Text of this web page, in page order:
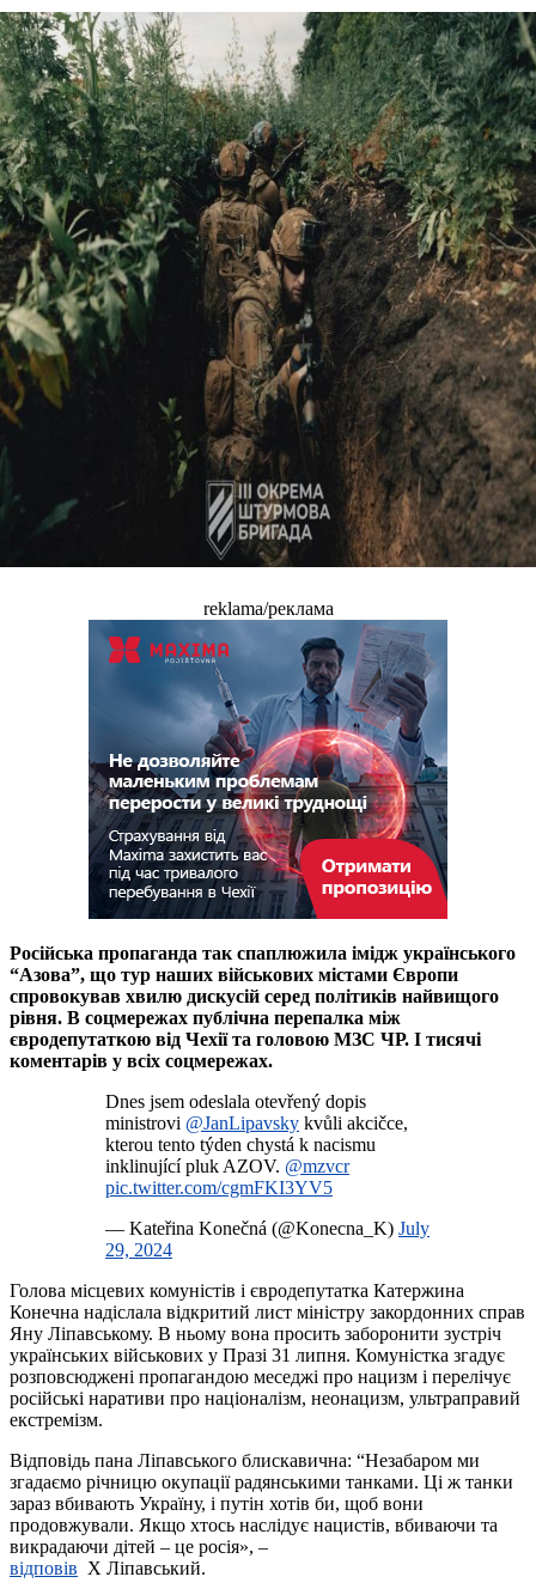
reklama/реклама
Російська пропаганда так спаплюжила імідж українського
“Азова”, що тур наших військових містами Європи
спровокував хвилю дискусій серед політиків найвищого
рівня. В соцмережах публічна перепалка між
євродепутаткою від Чехії та головою МЗС ЧР. І тисячі
коментарів у всіх соцмережах.
Dnes jsem odeslala otevřený dopis
ministrovi @JanLipavsky kvůli akcičce,
kterou tento týden chystá k nacismu
inklinující pluk AZOV. @mzvcr
pic.twitter.com/cgmFKI3YV5
— Kateřina Konečná (@Konecna_K) July
29, 2024
Голова місцевих комуністів і євродепутатка Катержина
Конечна надіслала відкритий лист міністру закордонних справ
Яну Ліпавському. В ньому вона просить заборонити зустріч
українських військових у Празі 31 липня. Комуністка згадує
розповсюджені пропагандою меседжі про нацизм і перелічує
російські наративи про націоналізм, неонацизм, ультраправий
екстремізм.
Відповідь пана Ліпавського блискавична: “Незабаром ми
згадаємо річницю окупації радянськими танками. Ці ж танки
зараз вбивають Україну, і путін хотів би, щоб вони
продовжували. Якщо хтось наслідує нацистів, вбиваючи та
викрадаючи дітей – це росія», –
відповів X Ліпавський.